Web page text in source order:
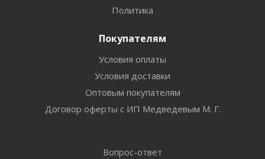
Политика
Покупателям
Условия оплаты
Условия доставки
Оптовым покупателям
Договор оферты с ИП Медведевым М. Г.
Вопрос-ответ